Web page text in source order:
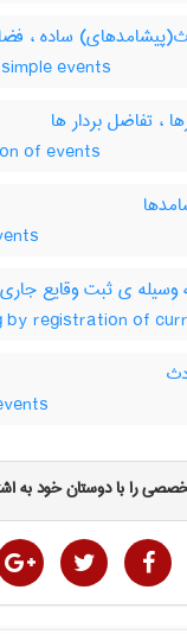
ساده ،
events
، تفاضل بردار ها
of events
وسیله ی ثبت وقایع جاری
by registration of
را با دوستان خود به